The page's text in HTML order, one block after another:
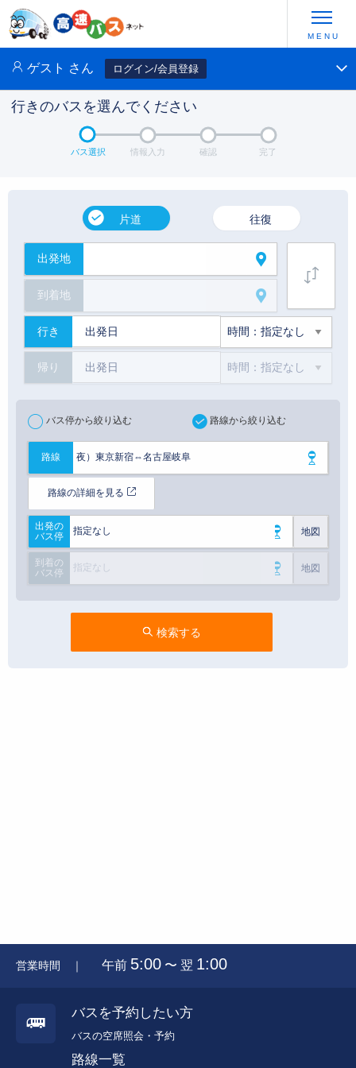
ゲスト さん ログイン/会員登録
行きのバスを選んでください
バス選択 情報入力 確認 完了
片道 往復
出発地
到着地
行き
帰り
バス停から絞り込む 路線から絞り込む
路線 夜）東京新宿⇔名古屋岐阜
路線の詳細を見る
出発の
バス停
指定なし 地図
到着の
バス停
指定なし 地図
検索する
営業時間 ｜ 午前 5:00 〜 翌 1:00
バスを予約したい方
バスの空席照会・予約
路線一覧